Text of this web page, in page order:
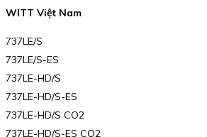
WITT Việt Nam
737LE/S
737LE/S-ES
737LE-HD/S
737LE-HD/S-ES
737LE-HD/S CO2
737LE-HD/S-ES CO2